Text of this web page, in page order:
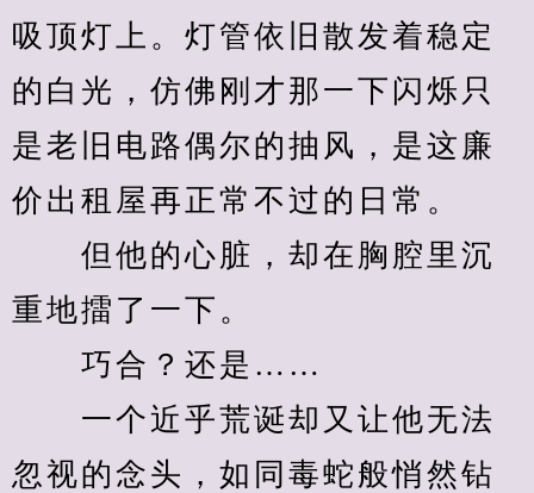
吸顶灯上。灯管依旧散发着稳定
的白光，仿佛刚才那一下闪烁只
是老旧电路偶尔的抽风，是这廉
价出租屋再正常不过的日常。
但他的心脏，却在胸腔里沉
重地擂了一下。
巧合？还是……
一个近乎荒诞却又让他无法
忽视的念头，如同毒蛇般悄然钻